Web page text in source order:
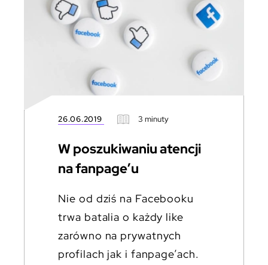
26.06.2019 3 minuty
W poszukiwaniu atencji
na fanpage’u
Nie od dziś na Facebooku
trwa batalia o każdy like
zarówno na prywatnych
profilach jak i fanpage’ach.